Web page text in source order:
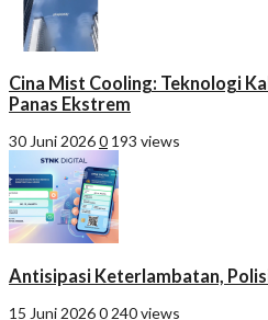
Cina Mist Cooling: Teknologi
Panas Ekstrem
30 Juni 20260 193 views
Antisipasi Keterlambatan,
15 Juni 20260 240 views